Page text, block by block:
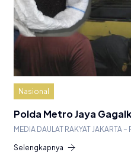
Nasional
Polda Metro Jaya
MEDIA DAULAT RAKYAT JAKARTA –
Selengkapnya